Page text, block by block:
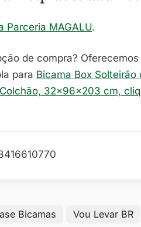
Parceria MAGALU.
de compra? Oferecemos
para Bicama Box Solteirão
32x96x203 cm,
Bicamas Vou Levar BR